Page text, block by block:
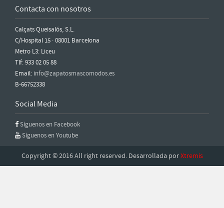
Contacta con nosotros
Calçats Queisalós, S.L.
C/Hospital 15 · 08001 Barcelona
Metro L3: Liceu
Tlf: 933 02 05 88
Email: info@zapatosmascomodos.es
B-66752338
Social Media
Síguenos en Facebook
Síguenos en Youtube
Copyright © 2016 All right reserved. Desarrollada porXtremis